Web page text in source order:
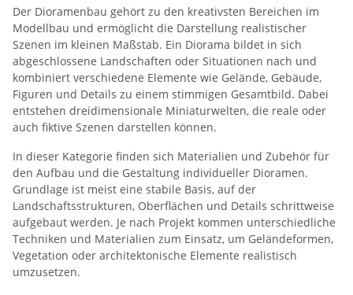
Der Dioramenbau gehört zu den kreativsten Bereichen im
Modellbau und ermöglicht die Darstellung realistischer
Szenen im kleinen Maßstab. Ein Diorama bildet in sich
abgeschlossene Landschaften oder Situationen nach und
kombiniert verschiedene Elemente wie Gelände, Gebäude,
Figuren und Details zu einem stimmigen Gesamtbild. Dabei
entstehen dreidimensionale Miniaturwelten, die reale oder
auch fiktive Szenen darstellen können.
In dieser Kategorie finden sich Materialien und Zubehör für
den Aufbau und die Gestaltung individueller Dioramen.
Grundlage ist meist eine stabile Basis, auf der
Landschaftsstrukturen, Oberflächen und Details schrittweise
aufgebaut werden. Je nach Projekt kommen unterschiedliche
Techniken und Materialien zum Einsatz, um Geländeformen,
Vegetation oder architektonische Elemente realistisch
umzusetzen.